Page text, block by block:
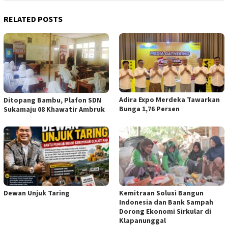
RELATED POSTS
Ditopang Bambu, Plafon SDN
Sukamaju 08 Khawatir Ambruk
Adira Expo Merdeka Tawarkan
Bunga 1,76 Persen
Dewan Unjuk Taring
Kemitraan Solusi Bangun
Indonesia dan Bank Sampah
Dorong Ekonomi Sirkular di
Klapanunggal